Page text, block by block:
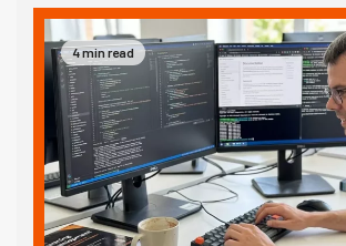
4 min read